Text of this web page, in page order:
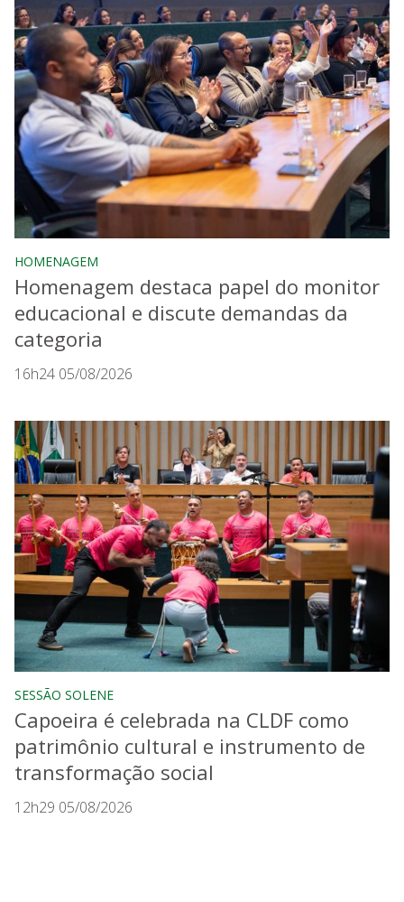
HOMENAGEM
Homenagem destaca papel do monitor
educacional e discute demandas da
categoria
16h24 05/08/2026
SESSÃO SOLENE
Capoeira é celebrada na CLDF como
patrimônio cultural e instrumento de
transformação social
12h29 05/08/2026